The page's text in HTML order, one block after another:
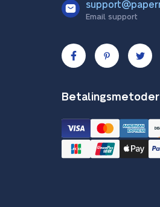
Email support
Betalingsmetoder